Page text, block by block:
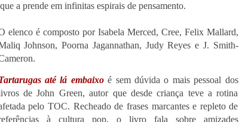
a prende em infinitas espirais de pensamento.
elenco é composto por Isabela Merced, Cree, Felix Mallard,
Johnson, Poorna Jagannathan, Judy Reyes e J. Smith-
até lá embaixoé sem dúvida o mais pessoal dos
de John Green, autor que desde criança teve a rotina
pelo TOC. Recheado de frases marcantes e repleto de
à cultura pop, o livro fala sobre amizades